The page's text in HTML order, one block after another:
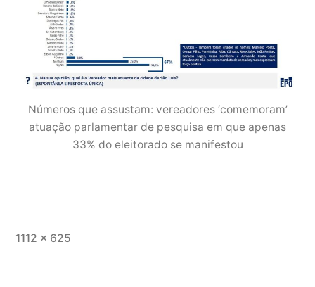
Números que assustam: vereadores ‘comemoram’
atuação parlamentar de pesquisa em que apenas
33% do eleitorado se manifestou
Tamanho
1112 × 625